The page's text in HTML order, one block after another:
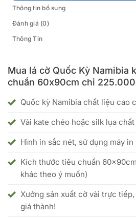
Thông tin bổ sung
Đánh giá (0)
Thông Tin
Mua lá cờ Quốc Kỳ Namibia
chuẩn 60x90cm chỉ
Quốc kỳ Namibia chất liệu cao
Vải kate chéo hoặc silk lụa
Hình in sắc nét, sử dụng máy
Kích thước tiêu chuẩn
khác theo ý muốn)
Xưởng sản xuất cờ vải trực
giá thành!